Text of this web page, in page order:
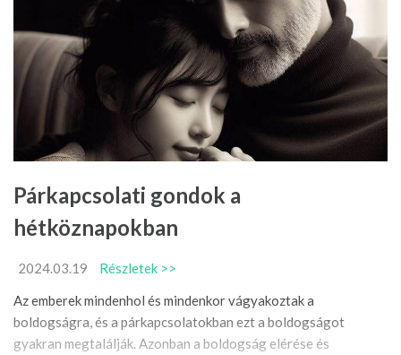
Párkapcsolati gondok a
hétköznapokban
2024.03.19
Részletek >>
Az emberek mindenhol és mindenkor vágyakoztak a
boldogságra, és a párkapcsolatokban ezt a boldogságot
gyakran megtalálják. Azonban a boldogság elérése és